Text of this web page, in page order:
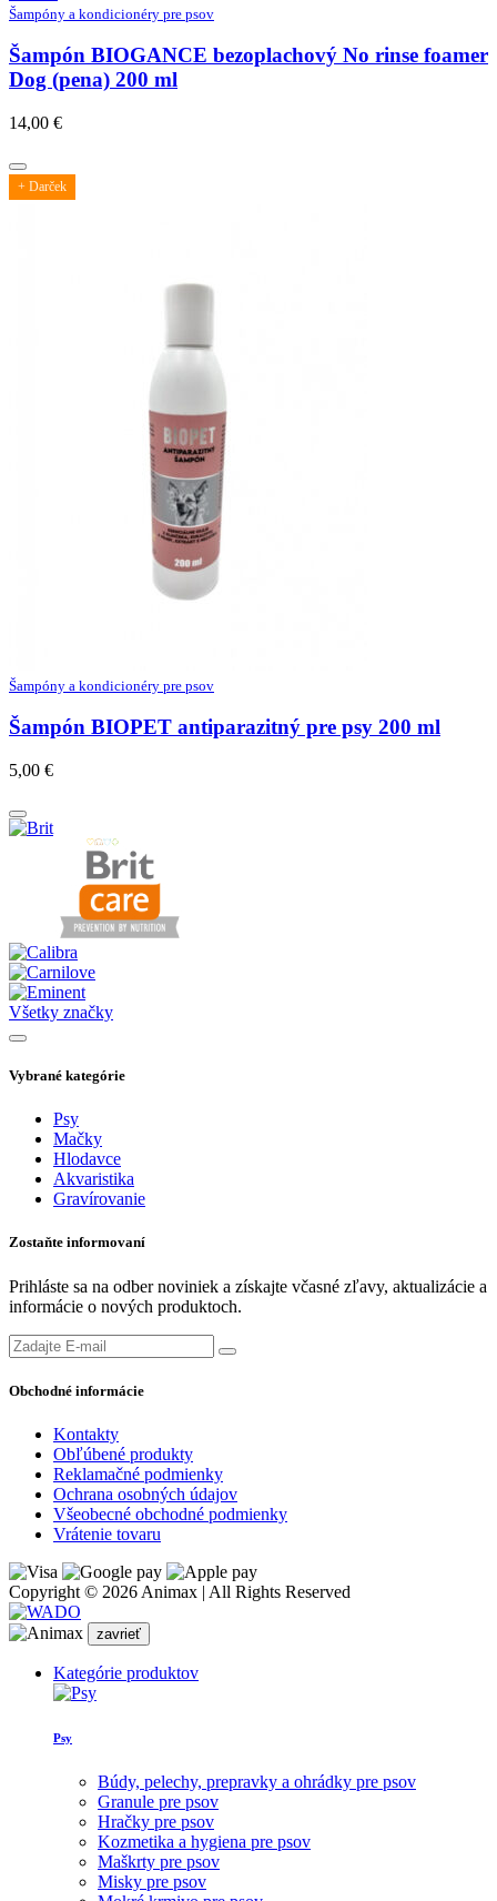
Šampóny a kondicionéry pre psov
Šampón BIOGANCE bezoplachový No rinse foamer
Dog (pena) 200 ml
14,00 €
+ Darček
Šampóny a kondicionéry pre psov
Šampón BIOPET antiparazitný pre psy 200 ml
5,00 €
Všetky značky
Vybrané kategórie
Psy
Mačky
Hlodavce
Akvaristika
Gravírovanie
Zostaňte informovaní
Prihláste sa na odber noviniek a získajte včasné zľavy, aktualizácie a
informácie o nových produktoch.
Obchodné informácie
Kontakty
Obľúbené produkty
Reklamačné podmienky
Ochrana osobných údajov
Všeobecné obchodné podmienky
Vrátenie tovaru
Copyright © 2026 Animax | All Rights Reserved
zavrieť
Kategórie produktov
Psy
Búdy, pelechy, prepravky a ohrádky pre psov
Granule pre psov
Hračky pre psov
Kozmetika a hygiena pre psov
Maškrty pre psov
Misky pre psov